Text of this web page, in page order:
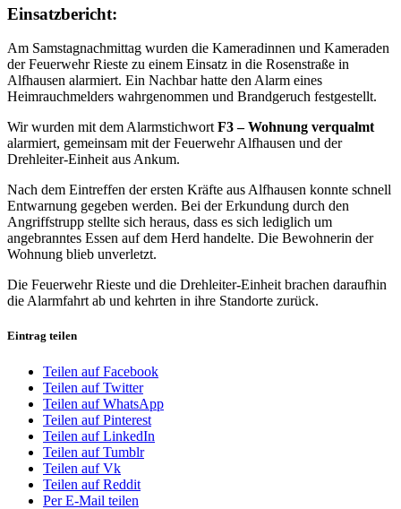
Einsatzbericht:
Am Samstagnachmittag wurden die Kameradinnen und Kameraden
der Feuerwehr Rieste zu einem Einsatz in die Rosenstraße in
Alfhausen alarmiert. Ein Nachbar hatte den Alarm eines
Heimrauchmelders wahrgenommen und Brandgeruch festgestellt.
Wir wurden mit dem Alarmstichwort F3 – Wohnung verqualmt
alarmiert, gemeinsam mit der Feuerwehr Alfhausen und der
Drehleiter-Einheit aus Ankum.
Nach dem Eintreffen der ersten Kräfte aus Alfhausen konnte schnell
Entwarnung gegeben werden. Bei der Erkundung durch den
Angriffstrupp stellte sich heraus, dass es sich lediglich um
angebranntes Essen auf dem Herd handelte. Die Bewohnerin der
Wohnung blieb unverletzt.
Die Feuerwehr Rieste und die Drehleiter-Einheit brachen daraufhin
die Alarmfahrt ab und kehrten in ihre Standorte zurück.
Eintrag teilen
Teilen auf Facebook
Teilen auf Twitter
Teilen auf WhatsApp
Teilen auf Pinterest
Teilen auf LinkedIn
Teilen auf Tumblr
Teilen auf Vk
Teilen auf Reddit
Per E-Mail teilen